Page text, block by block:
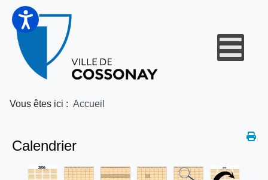
Vous êtes ici : Accueil
Calendrier